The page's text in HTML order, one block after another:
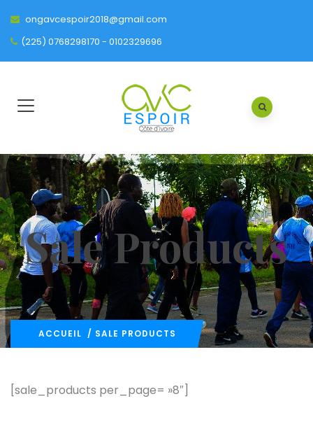
ongavcespoir2018@gmail.com
(225) 0768298170 - 0102329696
Sale Products
ACCUEIL / SALE PRODUCTS
[sale_products per_page= »8″]